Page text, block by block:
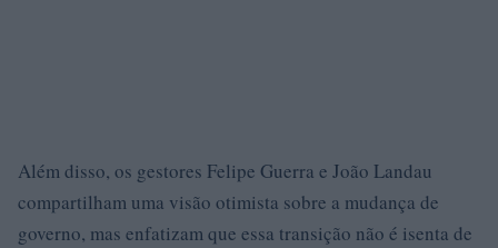
Além disso, os gestores Felipe Guerra e João Landau
compartilham uma visão otimista sobre a mudança de
governo, mas enfatizam que essa transição não é isenta de